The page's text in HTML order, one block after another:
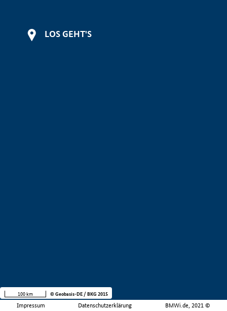
LOS GEHT'S
Impressum Datenschutzerklärung BMWi.de, 2021 ©
100 km © Geobasis-DE / BKG 2015